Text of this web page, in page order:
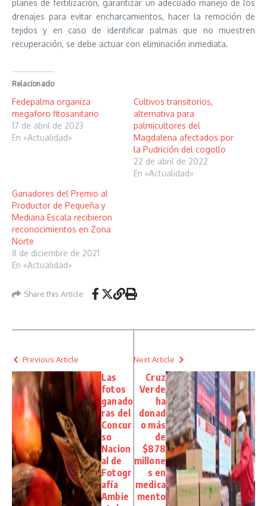
planes de fertilización, garantizar un adecuado manejo de los
drenajes para evitar encharcamientos, hacer la remoción de
tejidos y en caso de identificar palmas que no muestren
recuperación, se debe actuar con eliminación inmediata.
Relacionado
Fedepalma organiza
megaforo fitosanitario
17 de abril de 2023
En «Actualidad»
Cultivos transitorios,
alternativa para
palmicultores del
Magdalena afectados por
la Pudrición del cogollo
22 de abril de 2022
En «Actualidad»
Ganadores del Premio al
Productor de Pequeña y
Mediana Escala recibieron
reconocimientos en Zona
Norte
8 de diciembre de 2021
En «Actualidad»
Share this Article
Previous Article
Las
fotos
ganado
ras del
Concur
so
Nacion
al de
Fotogr
afía
Ambie
Next Article
Cruz
Verde
ha
donad
o más
de
$878
millone
s en
medica
mento